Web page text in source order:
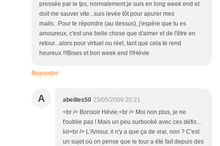
pressée par le tps, normalement je suis en long week end et
doit me sauver vite...suis levée tôt pour apurer mes
mails...Pour te répondre (au dessus), j'espère que tu es
amoureux, c'est une belle chose que d'aimer et de l'être en
retour...alors pour virtuel ou réel, tant que cela te rend
heureux !!!Bises et bon week end !!!Hévie
Répondre
A abeilles50 23/05/2009 20:21
<br /> Bonsoir Hévie,<br /> Moi non plus, je ne
t'oublie pas ! Mais un peu surbooké avec ces défis...
lol<br /> L'Amour, il n'y a que ça de vrai, non ? C'est
un sujet où on pense que le tour a été fait depuis des